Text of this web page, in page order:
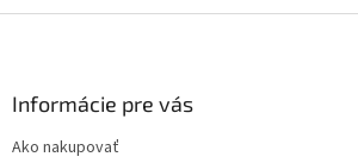
Informácie pre vás
Ako nakupovať